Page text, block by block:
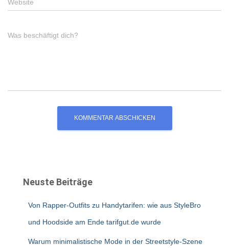
Website
Was beschäftigt dich?
Neuste Beiträge
Von Rapper-Outfits zu Handytarifen: wie aus StyleBro
und Hoodside am Ende tarifgut.de wurde
Warum minimalistische Mode in der Streetstyle-Szene